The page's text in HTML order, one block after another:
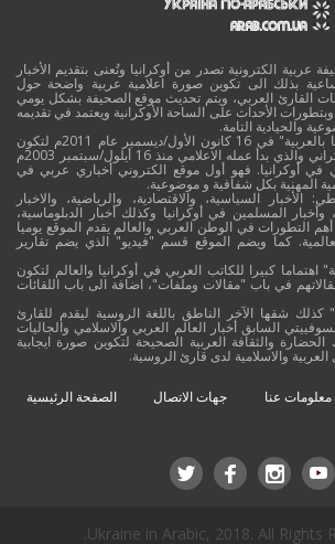
عربية الكترونية تصدر من أوكرانيا وتُعنى بتقديم الأخبار
ساعية بذلك الى تكوين صورة اعلامية عربية واضحة حول
القارئ العربي، ويتم تحديث موقع الصحيفة بشكل يومي
الأحداث على الساحة الأوكرانية ويعتمد في تقديمه
والحيادية التامة.
وقد جائت انطلاقة "أوكرانيا بالعربية" في 16 كانون الأول/ديسمبر عام 2011م لتكون
امتدادا للموقع العربي الاوكراني والذي بدأ عمله الاعلامي منذ 16 أيلول/سبتمبر 2003م
في أوكرانيا. فهو أول موقع الكتروني أخباري عربي في
المهنية بكل شفافية و موضوعية.
السياسية، والاقتصادية، والرياضية، والاخبار
وأخبار المسلمين في أوكرانيا وكذلك أخبار الدبلوماسية،
التطورات في الوطن العربي والعالم يقدم الموقع يوميا
كما ويضم الموقع قسم "فيديو" الذي يضم تقارير
اهتماما كبيرا للكاتب العربي في أوكرانيا والعالم لتكون
في باب "مقالات وملفات"، اضافة الى باب اللقائات
كذلك شقها الآخر الناطق باللغة الروسية ليقدم للقارئ
السابق أخبار العالم العربي والاسلامي والجاليات
الحضارة والثقافة العربية الصحيحة لتكوين صورة ايجابية
والاسلامية لدى قارئ الروسية.
معلومات عنا جهات الاتصال الصفحة الرئيسية